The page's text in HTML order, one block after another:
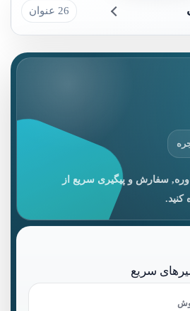
26 عنوان
سفارش و پیگیری سریع از
کنید.
سریع